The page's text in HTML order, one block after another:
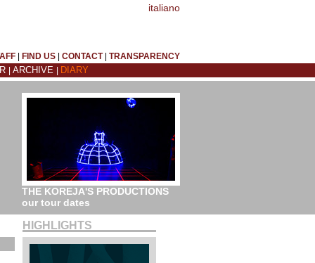
italiano
FIND US CONTACT| TRANSPARENCY
ARCHIVE DIARY
THE KOREJA'S PRODUCTIONS
our tour dates
HIGHLIGHTS